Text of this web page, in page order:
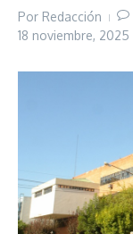
Por Redacción
18 noviembre, 2025